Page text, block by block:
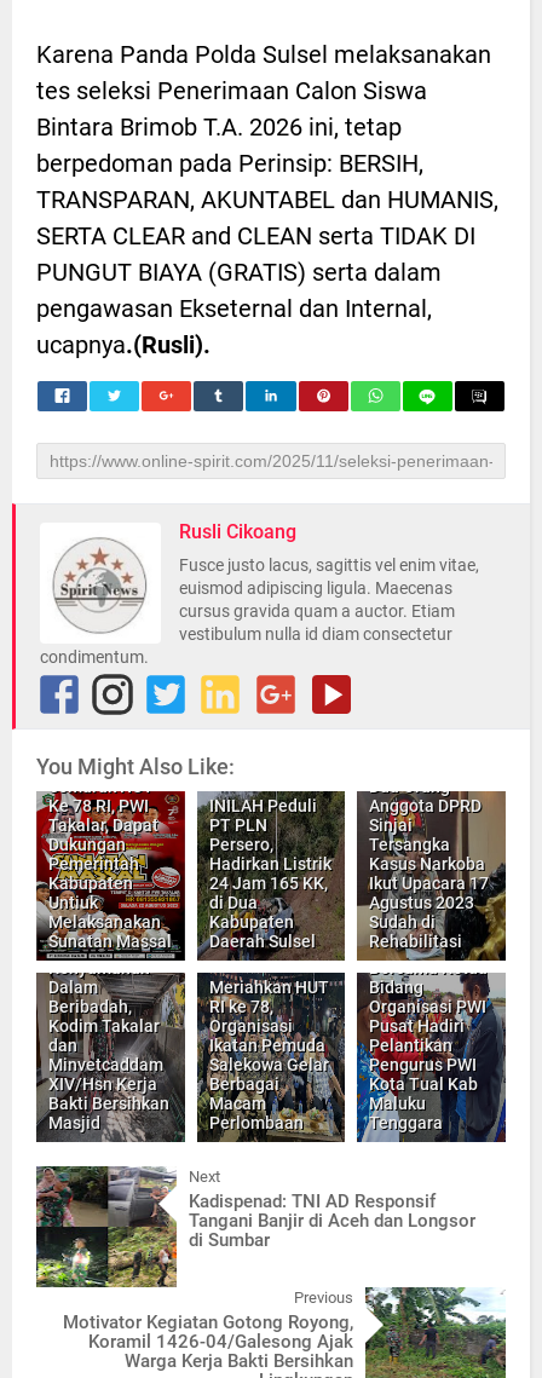
Karena Panda Polda Sulsel melaksanakan
tes seleksi Penerimaan Calon Siswa
Bintara Brimob T.A. 2026 ini, tetap
berpedoman pada Perinsip: BERSIH,
TRANSPARAN, AKUNTABEL dan HUMANIS,
SERTA CLEAR and CLEAN serta TIDAK DI
PUNGUT BIAYA (GRATIS) serta dalam
pengawasan Ekseternal dan Internal,
ucapnya.(Rusli).
Rusli Cikoang
Fusce justo lacus, sagittis vel enim vitae,
euismod adipiscing ligula. Maecenas
cursus gravida quam a auctor. Etiam
vestibulum nulla id diam consectetur
condimentum.
You Might Also Like:
Ke 78 RI, PWI
Takalar, Dapat
Dukungan
Pemerintah
Kabupaten
Untiuk
Melaksanakan
Sunatan Massal
INILAH Peduli
PT PLN
Persero,
Hadirkan Listrik
24 Jam 165 KK,
di Dua
Kabupaten
Daerah Sulsel
Anggota DPRD
Sinjai
Tersangka
Kasus Narkoba
Ikut Upacara 17
Agustus 2023
Sudah di
Rehabilitasi
Wujudkan
Dalam
Beribadah,
Kodim Takalar
dan
Minvetcaddam
XIV/Hsn Kerja
Bakti Bersihkan
Masjid
Meriahkan HUT
RI ke 78,
Organisasi
Ikatan Pemuda
Salekowa Gelar
Berbagai
Macam
Perlombaan
Ketua Umum,
Bidang
Organisasi PWI
Pusat Hadiri
Pelantikan
Pengurus PWI
Kota Tual Kab
Maluku
Tenggara
Next
Kadispenad: TNI AD Responsif
Tangani Banjir di Aceh dan Longsor
di Sumbar
Previous
Motivator Kegiatan Gotong Royong,
Koramil 1426-04/Galesong Ajak
Warga Kerja Bakti Bersihkan